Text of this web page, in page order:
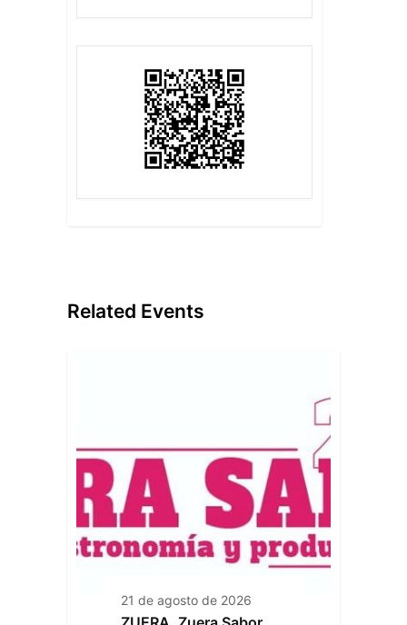
Related Events
21 de agosto de 2026